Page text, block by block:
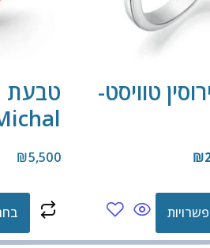
טוויסט-
₪
טבעת
₪5,500